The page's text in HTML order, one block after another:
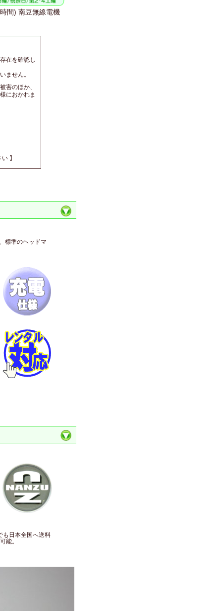
間) 南豆無線電機
在を確認し
ません。
害のほか、
におかれま
】
標準のヘッドマ
も日本全国へ送料
能。